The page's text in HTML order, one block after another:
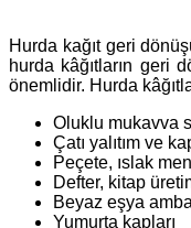
Hurda kağıt geri
hurda kâğıtların geri
önemlidir. Hurda
Oluklu mukavva
Çatı yalıtım ve
Peçete, ıslak
Defter, kitap
Beyaz eşya
Yumurta kapları